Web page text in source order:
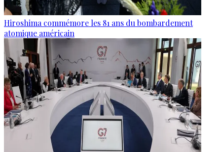
Hiroshima commémore les 81 ans du bombardement
atomique américain